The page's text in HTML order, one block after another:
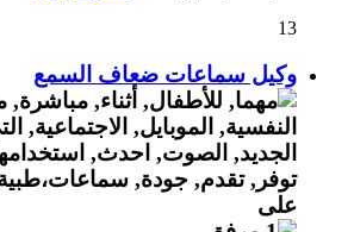
13
وكيل سماعات ضعاف السمع